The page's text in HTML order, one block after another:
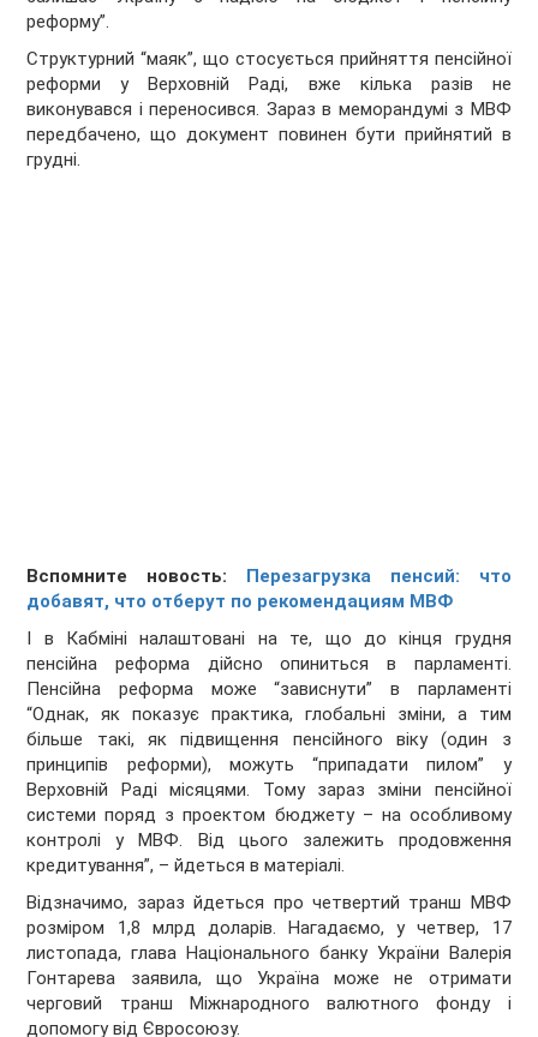
реформу”.
Структурний “маяк”, що стосується прийняття пенсійної
реформи у Верховній Раді, вже кілька разів не
виконувався і переносився. Зараз в меморандумі з МВФ
передбачено, що документ повинен бути прийнятий в
грудні.
Вспомните новость: Перезагрузка пенсий: что
добавят, что отберут по рекомендациям МВФ
І в Кабміні налаштовані на те, що до кінця грудня
пенсійна реформа дійсно опиниться в парламенті.
Пенсійна реформа може “зависнути” в парламенті
“Однак, як показує практика, глобальні зміни, а тим
більше такі, як підвищення пенсійного віку (один з
принципів реформи), можуть “припадати пилом” у
Верховній Раді місяцями. Тому зараз зміни пенсійної
системи поряд з проектом бюджету – на особливому
контролі у МВФ. Від цього залежить продовження
кредитування”, – йдеться в матеріалі.
Відзначимо, зараз йдеться про четвертий транш МВФ
розміром 1,8 млрд доларів. Нагадаємо, у четвер, 17
листопада, глава Національного банку України Валерія
Гонтарева заявила, що Україна може не отримати
черговий транш Міжнародного валютного фонду і
допомогу від Євросоюзу.